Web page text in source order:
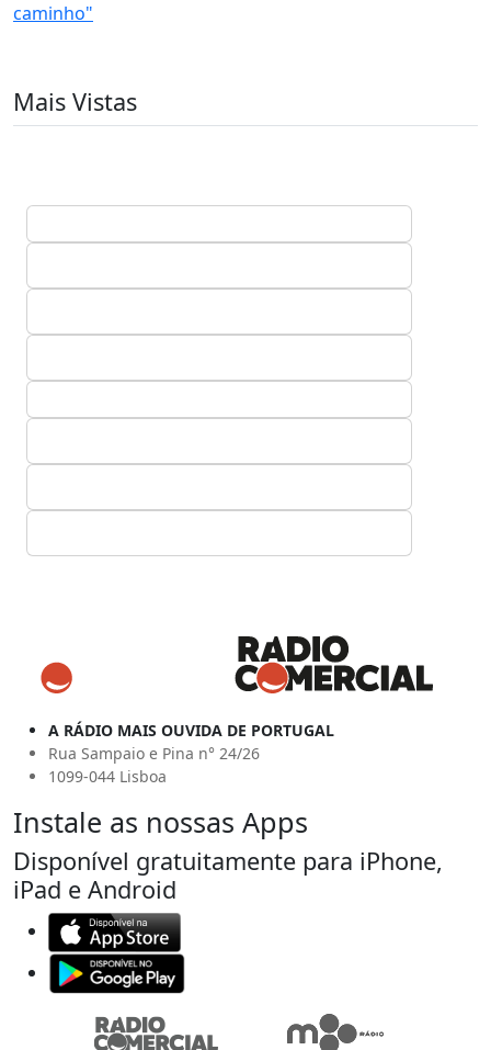
caminho"
Mais Vistas
A RÁDIO MAIS OUVIDA DE PORTUGAL
Rua Sampaio e Pina n° 24/26
1099-044 Lisboa
Instale as nossas Apps
Disponível gratuitamente para iPhone,
iPad e Android